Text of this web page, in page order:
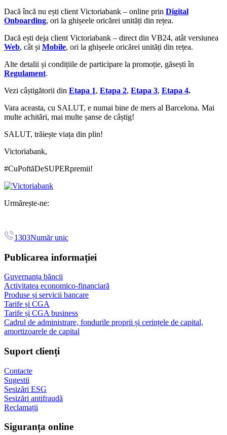
Dacă încă nu ești client Victoriabank – online prin Digital
Onboarding, ori la ghișeele oricărei unități din rețea.
Dacă ești deja client Victoriabank – direct din VB24, atât versiunea
Web, cât și Mobile, ori la ghișeele oricărei unități din rețea.
Alte detalii și condițiile de participare la promoție, găsești în
Regulament.
Vezi câștigătorii din Etapa 1, Etapa 2, Etapa 3, Etapa 4.
Vara aceasta, cu SALUT, e numai bine de mers al Barcelona. Mai
multe achitări, mai multe șanse de câștig!
SALUT, trăiește viața din plin!
Victoriabank,
#CuPoftăDeSUPERpremii!
Urmărește-ne:
1303Număr unic
Publicarea informației
Guvernanța băncii
Activitatea economico-financiară
Produse și servicii bancare
Tarife și CGA
Tarife și CGA business
Cadrul de administrare, fondurile proprii și cerințele de capital,
amortizoarele de capital
Suport clienți
Contacte
Sugestii
Sesizări ESG
Sesizări antifraudă
Reclamații
Siguranța online